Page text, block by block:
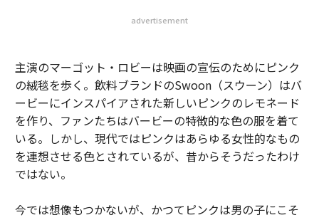
advertisement
主演のマーゴット・ロビーは映画の宣伝のためにピンク
の絨毯を歩く。飲料ブランドのSwoon（スウーン）はバ
ービーにインスパイアされた新しいピンクのレモネード
を作り、ファンたちはバービーの特徴的な色の服を着て
いる。しかし、現代ではピンクはあらゆる女性的なもの
を連想させる色とされているが、昔からそうだったわけ
ではない。
今では想像もつかないが、かつてピンクは男の子にこそ